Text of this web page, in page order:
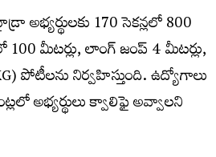
170 సెకన్లలో 800
100 మీటర్లు, లాంగ్ జంప్ 4 మీటర్లు,
పోటీలను నిర్వహిస్తుంది. ఉద్యోగాలు
అభ్యర్థులు క్వాలిఫై అవ్వాలని